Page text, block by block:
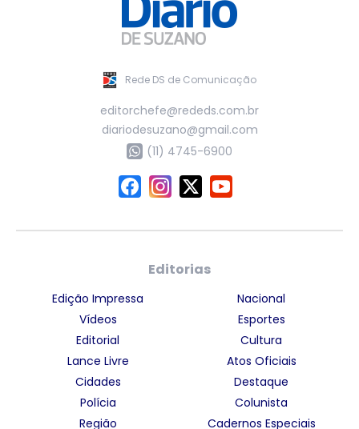
Rede DS de Comunicação
editorchefe@rededs.com.br
diariodesuzano@gmail.com
(11) 4745-6900
Editorias
Edição Impressa
Vídeos
Editorial
Lance Livre
Cidades
Polícia
Região
Nacional
Esportes
Cultura
Atos Oficiais
Destaque
Colunista
Cadernos Especiais